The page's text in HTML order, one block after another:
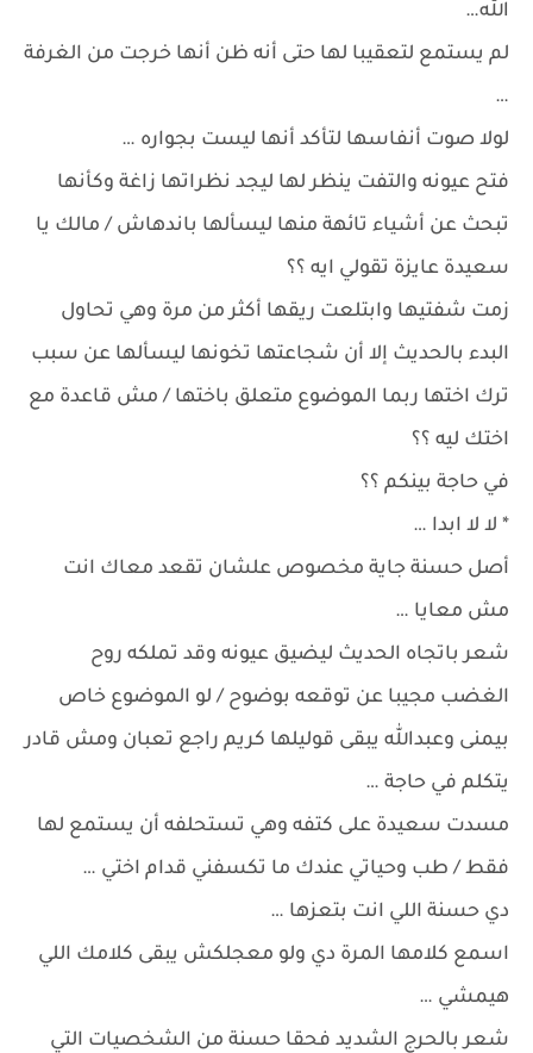
الله…
لم يستمع لتعقيبا لها حتى أنه ظن أنها خرجت من الغرفة
…
لولا صوت أنفاسها لتأكد أنها ليست بجواره …
فتح عيونه والتفت ينظر لها ليجد نظراتها زاغة وكأنها
تبحث عن أشياء تائهة منها ليسألها باندهاش / مالك يا
سعيدة عايزة تقولي ايه ؟؟
زمت شفتيها وابتلعت ريقها أكثر من مرة وهي تحاول
البدء بالحديث إلا أن شجاعتها تخونها ليسألها عن سبب
ترك اختها ربما الموضوع متعلق باختها / مش قاعدة مع
اختك ليه ؟؟
في حاجة بينكم ؟؟
* لا لا ابدا …
أصل حسنة جاية مخصوص علشان تقعد معاك انت
مش معايا …
شعر باتجاه الحديث ليضيق عيونه وقد تملكه روح
الغضب مجيبا عن توقعه بوضوح / لو الموضوع خاص
بيمنى وعبدالله يبقى قوليلها كريم راجع تعبان ومش قادر
يتكلم في حاجة …
مسدت سعيدة على كتفه وهي تستحلفه أن يستمع لها
فقط / طب وحياتي عندك ما تكسفني قدام اختي …
دي حسنة اللي انت بتعزها …
اسمع كلامها المرة دي ولو معجلكش يبقى كلامك اللي
هيمشي …
شعر بالحرج الشديد فحقا حسنة من الشخصيات التي